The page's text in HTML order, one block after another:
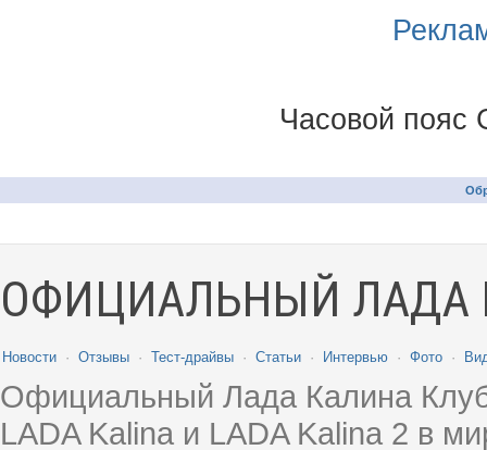
Часовой пояс
ОФИЦИАЛЬНЫЙ ЛАДА
Новости · Отзывы · Тест-драйвы · Статьи · Интервью · Фото ·
Официальный Лада Калина
LADA Kalina и LADA Kalina 2 в